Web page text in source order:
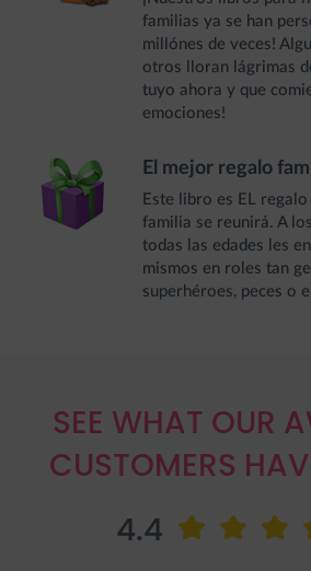
familias ya se han
millónes de veces!
otros lloran lágrimas
tuyo ahora y que
emociones!
El mejor regalo
Este libro es EL
familia se reunirá. A
todas las edades les
mismos en roles tan
superhéroes, peces o
SEE WHAT OUR
CUSTOMERS
4.4